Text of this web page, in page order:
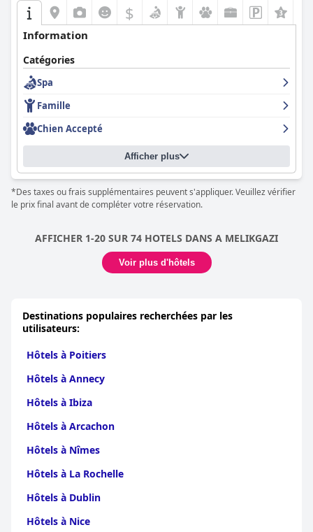
$
Information
Catégories
Spa
Famille
Chien Accepté
Afficher plus
*Des taxes ou frais supplémentaires peuvent s'appliquer. Veuillez vérifier
le prix final avant de compléter votre réservation.
AFFICHER 1-20 SUR 74 HOTELS DANS A MELIKGAZI
Voir plus d'hôtels
Destinations populaires recherchées par les
utilisateurs:
Hôtels à Poitiers
Hôtels à Annecy
Hôtels à Ibiza
Hôtels à Arcachon
Hôtels à Nîmes
Hôtels à La Rochelle
Hôtels à Dublin
Hôtels à Nice